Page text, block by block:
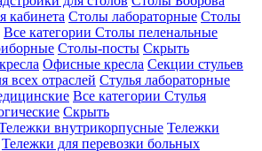
кабинета Столы лабораторные Столы
Все категории Столы пеленальные
Столы-посты Скрыть
Офисные кресла Секции стульев
всех отраслей Стулья лабораторные
Все категории Стулья
Скрыть
внутрикорпусные Тележки
Тележки для перевозки больных